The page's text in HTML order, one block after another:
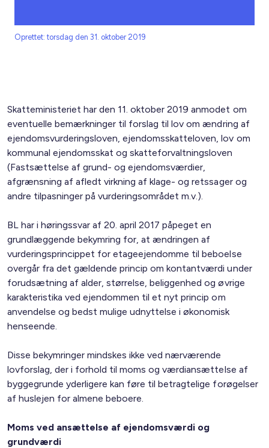
Oprettet: torsdag den 31. oktober 2019
Skatteministeriet har den 11. oktober 2019 anmodet om
eventuelle bemærkninger til forslag til lov om ændring af
ejendomsvurderingsloven, ejendomsskatteloven, lov om
kommunal ejendomsskat og skatteforvaltningsloven
(Fastsættelse af grund- og ejendomsværdier,
afgrænsning af afledt virkning af klage- og retssager og
andre tilpasninger på vurderingsområdet m.v.).
BL har i høringssvar af 20. april 2017 påpeget en
grundlæggende bekymring for, at ændringen af
vurderingsprincippet for etageejendomme til beboelse
overgår fra det gældende princip om kontantværdi under
forudsætning af alder, størrelse, beliggenhed og øvrige
karakteristika ved ejendommen til et nyt princip om
anvendelse og bedst mulige udnyttelse i økonomisk
henseende.
Disse bekymringer mindskes ikke ved nærværende
lovforslag, der i forhold til moms og værdiansættelse af
byggegrunde yderligere kan føre til betragtelige forøgelser
af huslejen for almene beboere.
Moms ved ansættelse af ejendomsværdi og
grundværdi